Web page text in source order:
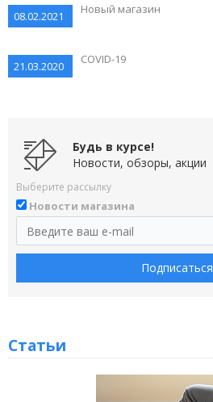
08.02.2021 Новый магазин
21.03.2020 COVID-19
Будь в курсе!
Новости, обзоры, акции
Выберите рассылку
Новости магазина
Подписаться
Статьи